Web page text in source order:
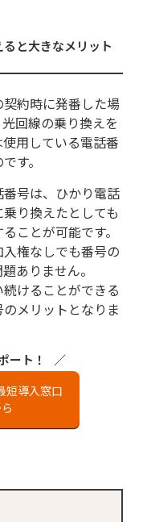
と大きなメリット
約時に発番した場
回線の乗り換えを
用している電話番
す。
号は、ひかり電話
り換えたとしても
ことが可能です。
権なしでも番号の
ありません。
けることができる
メリットとなりま
ート！
短導入窓口